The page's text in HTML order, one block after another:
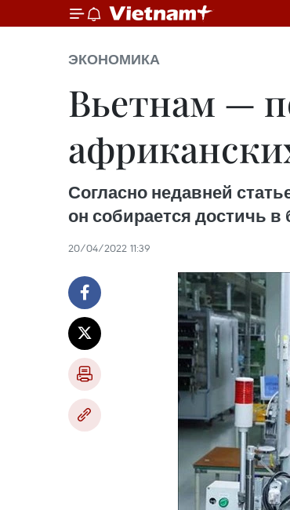
ЭКОНОМИКА
Вьетнам —
Согласно недавней
он собирается достичь
20/04/2022 11:39